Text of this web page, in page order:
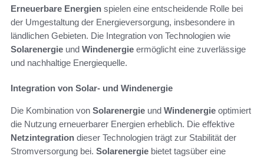
Erneuerbare Energien spielen eine entscheidende Rolle bei
der Umgestaltung der Energieversorgung, insbesondere in
ländlichen Gebieten. Die Integration von Technologien wie
Solarenergie und Windenergie ermöglicht eine zuverlässige
und nachhaltige Energiequelle.
Integration von Solar- und Windenergie
Die Kombination von Solarenergie und Windenergie optimiert
die Nutzung erneuerbarer Energien erheblich. Die effektive
Netzintegration dieser Technologien trägt zur Stabilität der
Stromversorgung bei. Solarenergie bietet tagsüber eine